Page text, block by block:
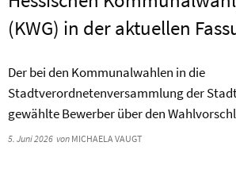
(KWG) in der aktuellen
Der bei den Kommunalwahlen in die
Stadtverordnetenversammlung der
gewählte Bewerber über den
5. Juni 2026 von MICHAELA VAUGT